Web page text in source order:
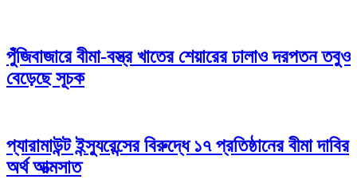
পুঁজিবাজারে বীমা-বস্ত্র খাতের শেয়ারের ঢালাও দরপতন তবুও
বেড়েছে সূচক
প্যারামাউন্ট ইন্স্যুরেন্সের বিরুদ্ধে ১৭ প্রতিষ্ঠানের বীমা দাবির
অর্থ আত্মসাত